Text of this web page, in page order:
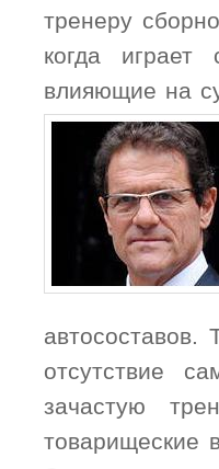
тренеру
когда
влияющие на
отсутствие
зачастую
товарищеские